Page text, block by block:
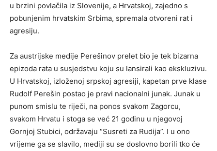
u brzini povlačila iz Slovenije, a Hrvatskoj, zajedno s
pobunjenim hrvatskim Srbima, spremala otvoreni rat i
agresiju.
Za austrijske medije Perešinov prelet bio je tek bizarna
epizoda rata u susjedstvu koju su lansirali kao ekskluzivu.
U Hrvatskoj, izloženoj srpskoj agresiji, kapetan prve klase
Rudolf Perešin postao je pravi nacionalni junak. Junak u
punom smislu te riječi, na ponos svakom Zagorcu,
svakom Hrvatu i stoga se već 21 godinu u njegovoj
Gornjoj Stubici, održavaju “Susreti za Rudija”. I u ono
vrijeme ga se slavilo, mediji su se doslovno borili tko će